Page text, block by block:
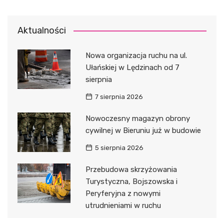
Aktualności
Nowa organizacja ruchu na ul.
Ułańskiej w Lędzinach od 7
sierpnia
7 sierpnia 2026
Nowoczesny magazyn obrony
cywilnej w Bieruniu już w budowie
5 sierpnia 2026
Przebudowa skrzyżowania
Turystyczna, Bojszowska i
Peryferyjna z nowymi
utrudnieniami w ruchu